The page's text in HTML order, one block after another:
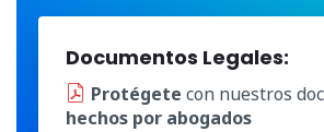
Documentos Legales:
Protégete con nuestros
hechos por abogados